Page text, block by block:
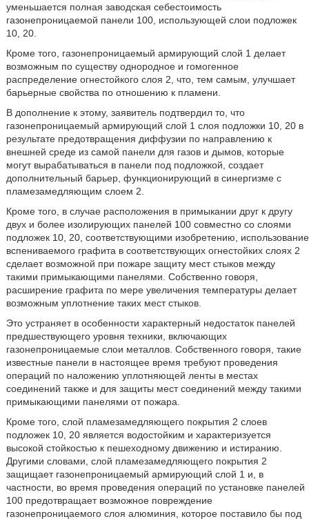
уменьшается полная заводская себестоимость
газонепроницаемой панели 100, использующей слои подложек
10, 20.
Кроме того, газонепроницаемый армирующий слой 1 делает
возможным по существу однородное и гомогенное
распределение огнестойкого слоя 2, что, тем самым, улучшает
барьерные свойства по отношению к пламени.
В дополнение к этому, заявитель подтвердил то, что
газонепроницаемый армирующий слой 1 слоя подложки 10, 20 в
результате предотвращения диффузии по направлению к
внешней среде из самой панели для газов и дымов, которые
могут вырабатываться в панели под подложкой, создает
дополнительный барьер, функционирующий в синергизме с
пламезамедляющим слоем 2.
Кроме того, в случае расположения в примыкании друг к другу
двух и более изолирующих панелей 100 совместно со слоями
подложек 10, 20, соответствующими изобретению, использование
вспениваемого графита в соответствующих огнестойких слоях 2
сделает возможной при пожаре защиту мест стыков между
такими примыкающими панелями. Собственно говоря,
расширение графита по мере увеличения температуры делает
возможным уплотнение таких мест стыков.
Это устраняет в особенности характерный недостаток панелей
предшествующего уровня техники, включающих
газонепроницаемые слои металлов. Собственного говоря, такие
известные панели в настоящее время требуют проведения
операций по наложению уплотняющей ленты в местах
соединений также и для защиты мест соединений между такими
примыкающими панелями от пожара.
Кроме того, слой пламезамедляющего покрытия 2 слоев
подложек 10, 20 является водостойким и характеризуется
высокой стойкостью к пешеходному движению и истиранию.
Другими словами, слой пламезамедляющего покрытия 2
защищает газонепроницаемый армирующий слой 1 и, в
частности, во время проведения операций по установке панелей
100 предотвращает возможное повреждение
газонепроницаемого слоя алюминия, которое поставило бы под